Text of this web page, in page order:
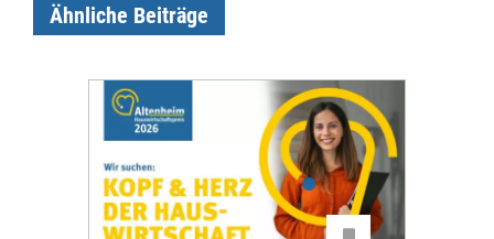
Ähnliche Beiträge